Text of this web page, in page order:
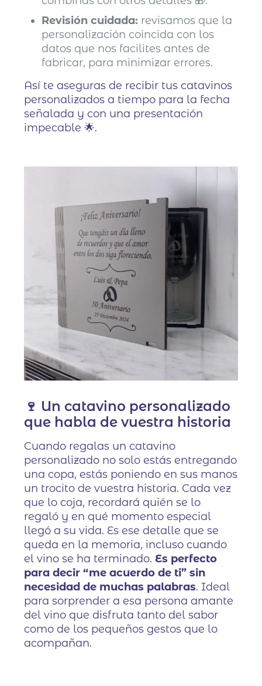
Revisión cuidada: revisamos que la
personalización coincida con los
datos que nos facilites antes de
fabricar, para minimizar errores.
Así te aseguras de recibir tus catavinos
personalizados a tiempo para la fecha
señalada y con una presentación
impecable 🌟.
🍷 Un catavino personalizado
que habla de vuestra historia
Cuando regalas un catavino
personalizado no solo estás entregando
una copa, estás poniendo en sus manos
un trocito de vuestra historia. Cada vez
que lo coja, recordará quién se lo
regaló y en qué momento especial
llegó a su vida. Es ese detalle que se
queda en la memoria, incluso cuando
el vino se ha terminado.Es perfecto
para decir “me acuerdo de ti” sin
necesidad de muchas palabras. Ideal
para sorprender a esa persona amante
del vino que disfruta tanto del sabor
como de los pequeños gestos que lo
acompañan.